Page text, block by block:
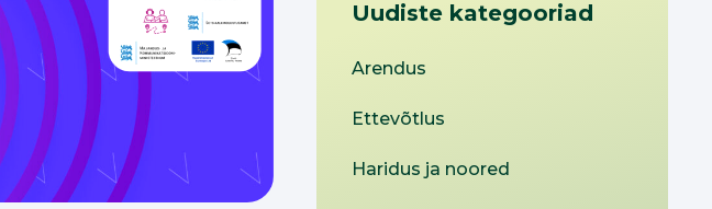
Uudiste kategooriad
Arendus
Ettevõtlus
Haridus ja noored